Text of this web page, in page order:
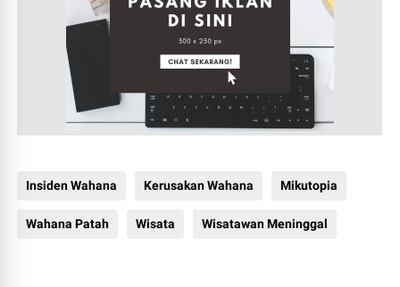
Insiden Wahana Kerusakan Wahana Mikutopia
Wahana Patah Wisata Wisatawan Meninggal